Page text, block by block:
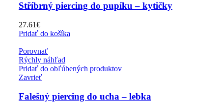
Stříbrný piercing do pupíku – kytičky
27.61€
Pridať do košíka
Porovnať
Rýchly náhľad
Pridať do obľúbených produktov
Zavrieť
Falešný piercing do ucha – lebka